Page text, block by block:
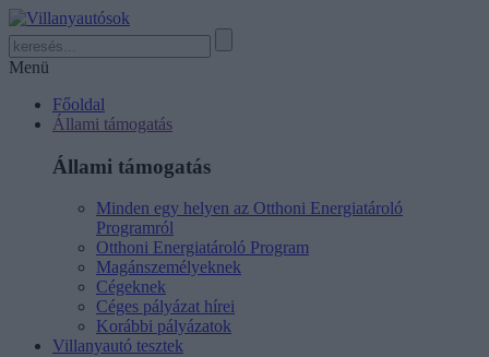
Menü
Főoldal
Állami támogatás
Állami támogatás
Minden egy helyen az Otthoni Energiatároló
Programról
Otthoni Energiatároló Program
Magánszemélyeknek
Cégeknek
Céges pályázat hírei
Korábbi pályázatok
Villanyautó tesztek